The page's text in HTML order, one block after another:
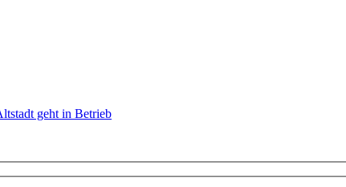
geht in Betrieb